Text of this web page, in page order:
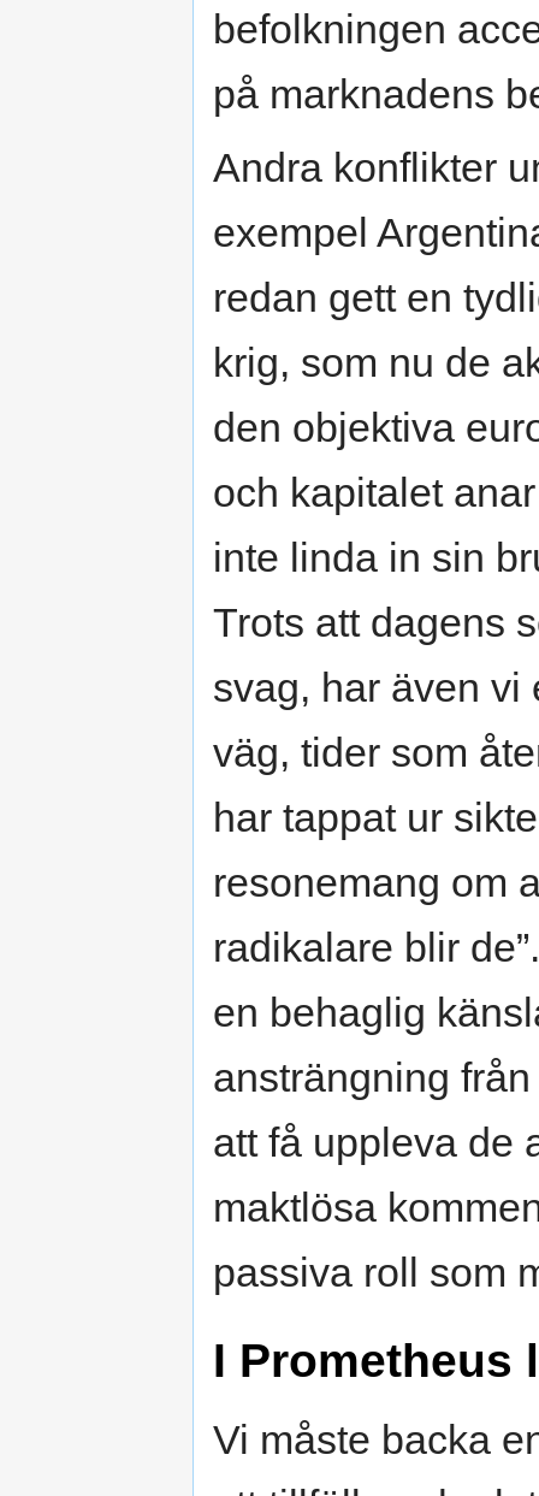
befolkningen
på marknadens
Andra konflikter
exempel
redan gett en
krig, som nu de
den objektiva
och kapitalet
inte linda in sin
Trots att dagens
svag, har även vi
väg, tider som
har tappat ur
resonemang om
radikalare blir
en behaglig
ansträngning
att få uppleva de
maktlösa
passiva roll som
I Prometheus
Vi måste backa